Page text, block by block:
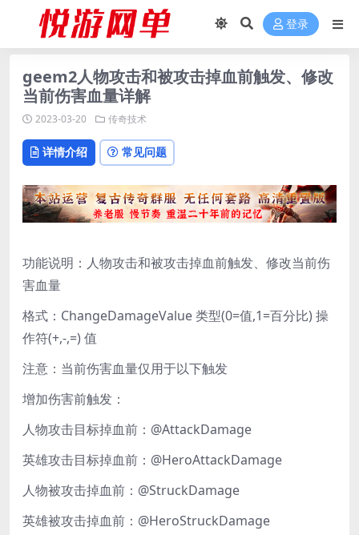
登录
geem2人物攻击和被攻击掉血前触发、修改
当前伤害血量详解
2023-03-20 传奇技术
详情介绍 常见问题
功能说明：人物攻击和被攻击掉血前触发、修改当前伤
害血量
格式：ChangeDamageValue 类型(0=值,1=百分比) 操
作符(+,-,=) 值
注意：当前伤害血量仅用于以下触发
增加伤害前触发：
人物攻击目标掉血前：@AttackDamage
英雄攻击目标掉血前：@HeroAttackDamage
人物被攻击掉血前：@StruckDamage
英雄被攻击掉血前：@HeroStruckDamage